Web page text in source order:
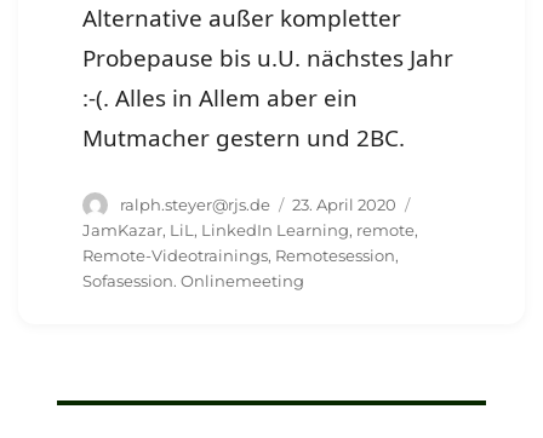
Alternative außer kompletter
Probepause bis u.U. nächstes Jahr
:-(. Alles in Allem aber ein
Mutmacher gestern und 2BC.
Autor
ralph.steyer@rjs.de
Veröffentlicht
am
23. April 2020
JamKazar, LiL , LinkedIn Learning, remote,
Remote-Videotrainings, Remotesession,
Sofasession. Onlinemeeting